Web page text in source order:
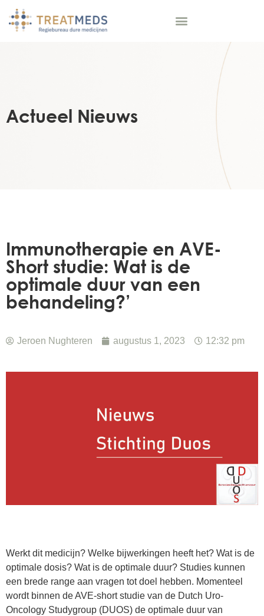
Actueel Nieuws
Immunotherapie en AVE-
Short studie: Wat is de
optimale duur van een
behandeling?’
Jeroen Nughteren augustus 1, 2023 12:32 pm
Werkt dit medicijn? Welke bijwerkingen heeft het? Wat is de
optimale dosis? Wat is de optimale duur? Studies kunnen
een brede range aan vragen tot doel hebben. Momenteel
wordt binnen de AVE-short studie van de Dutch Uro-
Oncology Studygroup (DUOS) de optimale duur van